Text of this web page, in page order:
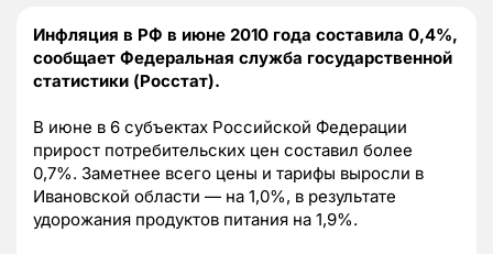
Инфляция в РФ в июне 2010 года составила 0,4%,
сообщает Федеральная служба государственной
статистики (Росстат).
В июне в 6 субъектах Российской Федерации
прирост потребительских цен составил более
0,7%. Заметнее всего цены и тарифы выросли в
Ивановской области — на 1,0%, в результате
удорожания продуктов питания на 1,9%.